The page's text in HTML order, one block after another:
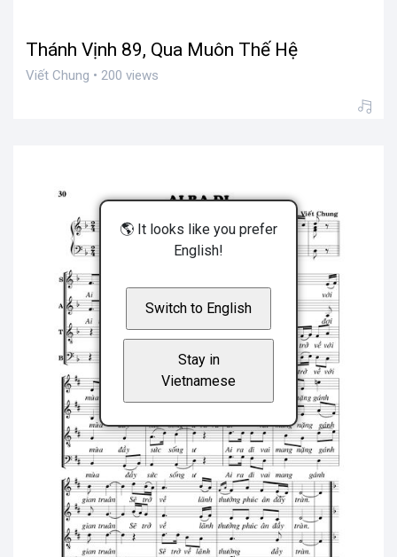
Thánh Vịnh 89, Qua Muôn Thế Hệ
Viết Chung • 200 views
🌎 It looks like you prefer
English!
Switch to English
Stay in
Vietnamese